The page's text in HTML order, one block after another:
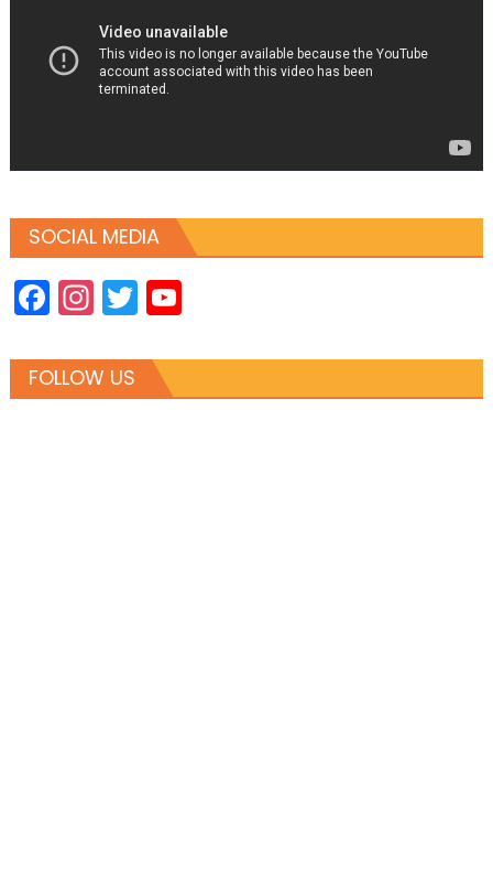
SOCIAL MEDIA
Facebook
Instagram
TwitterYouTube
FOLLOW US